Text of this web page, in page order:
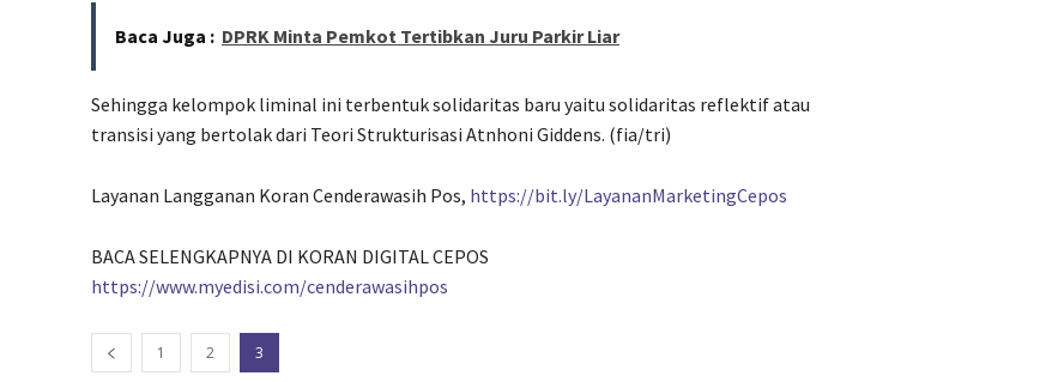
Baca Juga : DPRK Minta Pemkot Tertibkan Juru Parkir Liar
Sehingga kelompok liminal ini terbentuk solidaritas baru yaitu solidaritas reflektif atau
transisi yang bertolak dari Teori Strukturisasi Atnhoni Giddens. (fia/tri)
Layanan Langganan Koran Cenderawasih Pos, https://bit.ly/LayananMarketingCepos
BACA SELENGKAPNYA DI KORAN DIGITAL CEPOS
https://www.myedisi.com/cenderawasihpos
1 2 3